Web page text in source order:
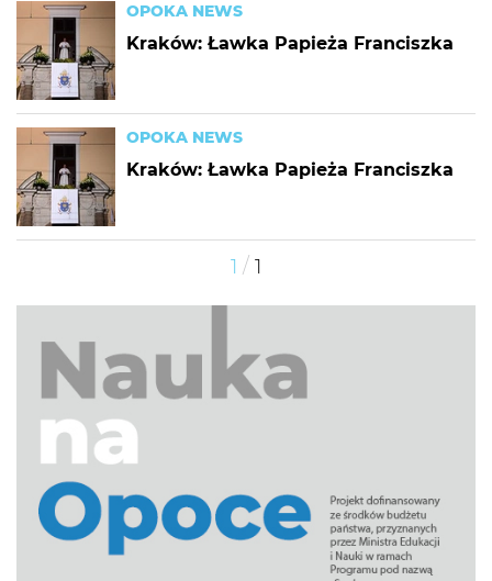
OPOKA NEWS
Kraków: Ławka Papieża Franciszka
OPOKA NEWS
Kraków: Ławka Papieża Franciszka
1 / 1